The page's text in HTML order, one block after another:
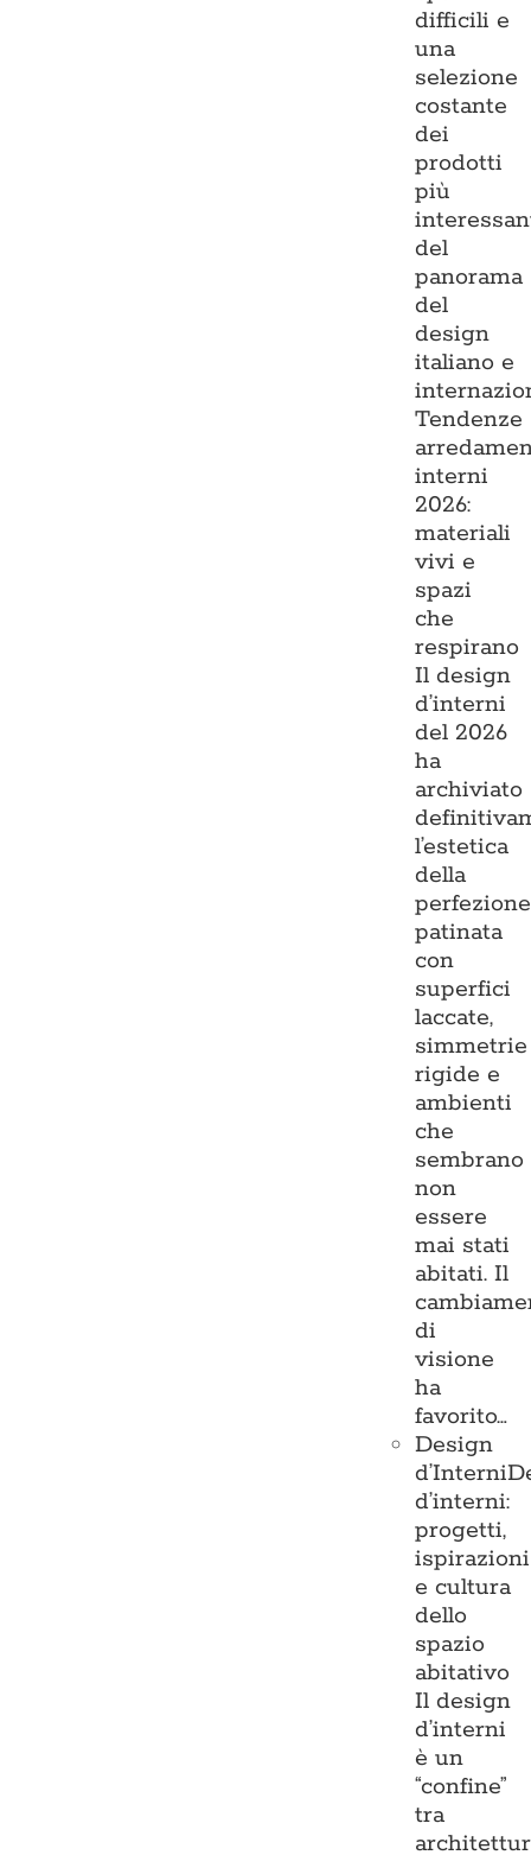
difficili e
una
selezione
costante
dei
prodotti
più
del
panorama
del
design
italiano e
Tendenze
interni
2026:
materiali
vivi e
spazi
che
respirano
Il design
d’interni
del 2026
ha
archiviato
l’estetica
della
perfezione
patinata
con
superfici
laccate,
simmetrie
rigide e
ambienti
che
sembrano
non
essere
mai stati
abitati. Il
di
visione
ha
favorito…
Design
d’Interni
d’interni:
progetti,
ispirazioni
e cultura
dello
spazio
abitativo
Il design
d’interni
è un
“confine”
tra